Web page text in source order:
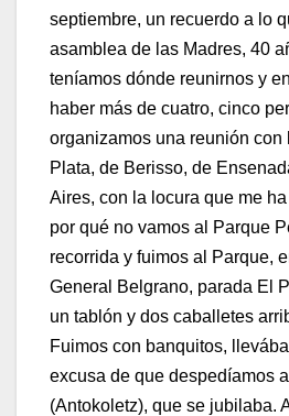
septiembre, un recuerdo a lo
asamblea de las Madres, 40
teníamos dónde reunirnos y
haber más de cuatro, cinco
organizamos una reunión con
Plata, de Berisso, de
Aires, con la locura que me
por qué no vamos al Parque
recorrida y fuimos al Parque,
General Belgrano, parada El
un tablón y dos caballetes
Fuimos con banquitos,
excusa de que despedíamos
(Antokoletz), que se jubilaba.